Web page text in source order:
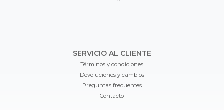
SERVICIO AL CLIENTE
Términos y condiciones
Devoluciones y cambios
Preguntas frecuentes
Contacto